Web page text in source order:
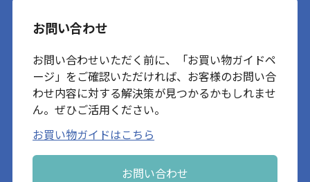
お問い合わせ
お問い合わせいただく前に、「お買い物ガイドペ
ージ」をご確認いただければ、お客様のお問い合
わせ内容に対する解決策が見つかるかもしれませ
ん。ぜひご活用ください。
お買い物ガイドはこちら
お問い合わせ